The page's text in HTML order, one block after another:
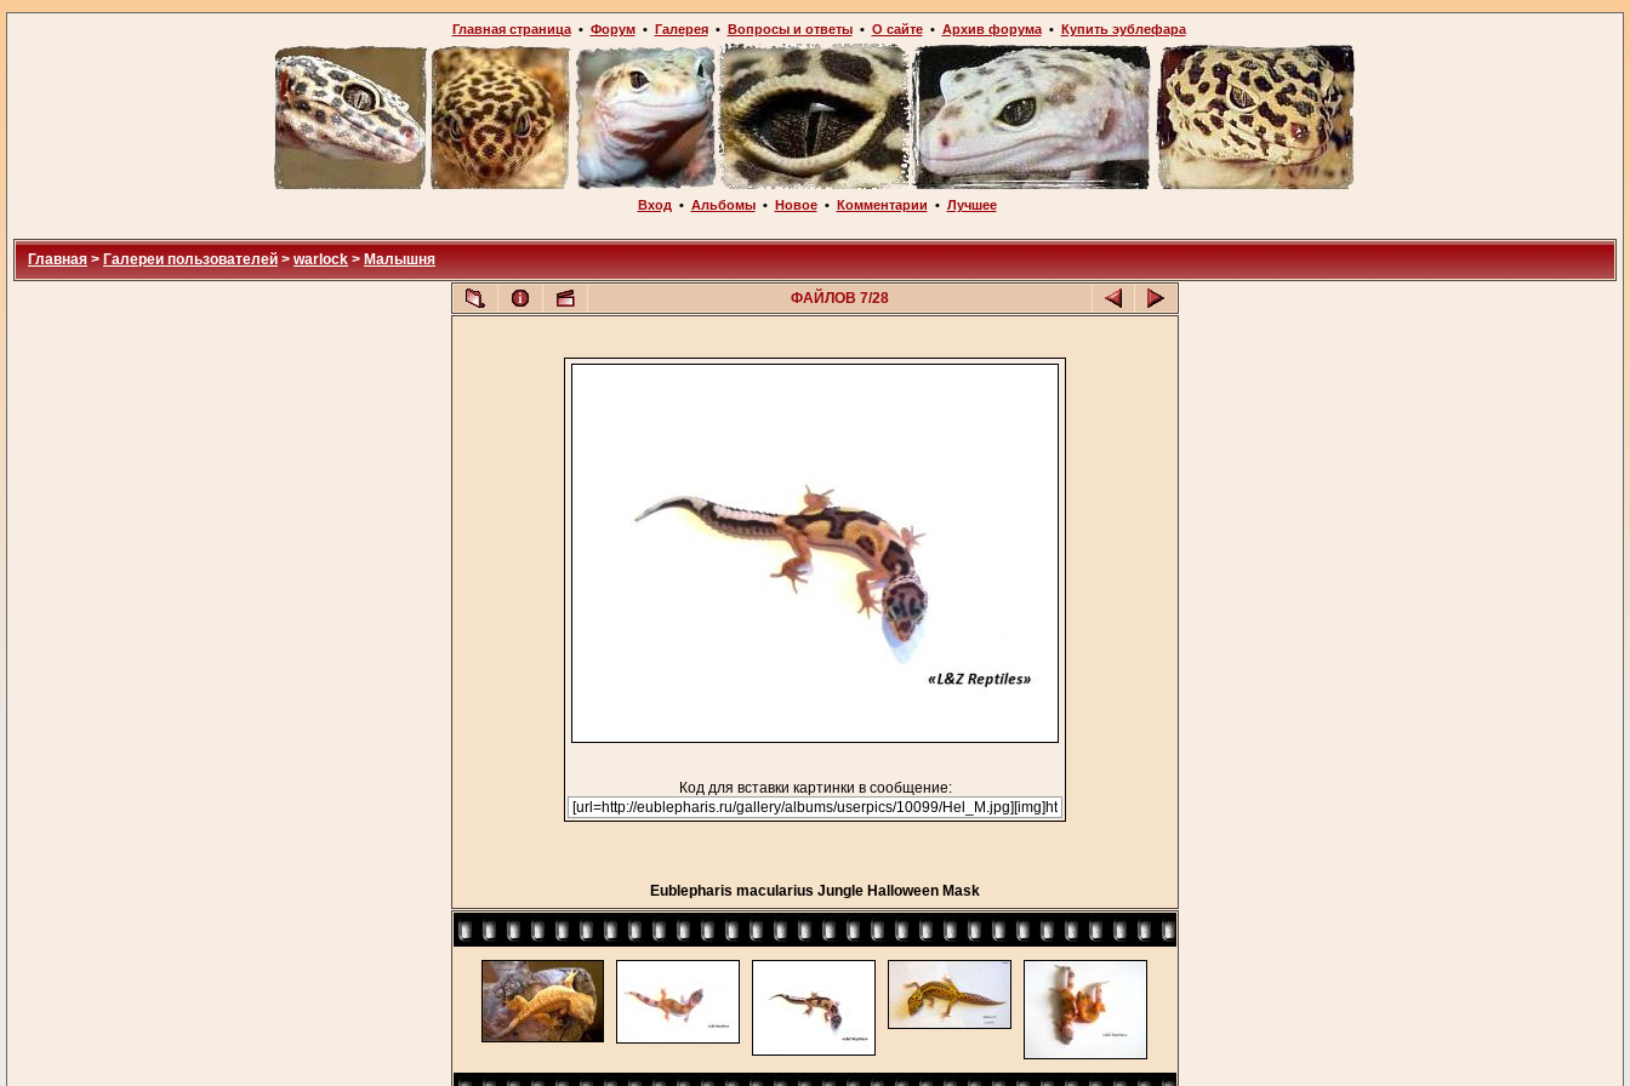
Главная страница• Форум• Галерея• Вопросы и ответы• О сайте• Архив форума• Купить эублефара
Вход • Альбомы• Новое• Комментарии • Лучшее
Главная > Галереи пользователей > warlock > Малышня
ФАЙЛОВ 7/28
Код для вставки картинки в сообщение:
Eublepharis macularius Jungle Halloween Mask